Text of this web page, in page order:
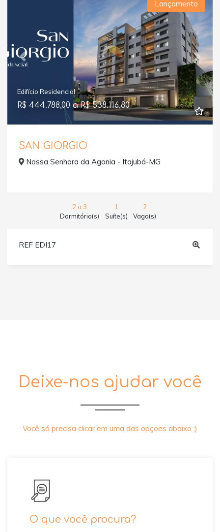
Previous Next
Lançamento
Edifício Residencial
R$ 444.788,00 a R$ 538.116,80
SAN GIORGIO
Nossa Senhora da Agonia - Itajubá-MG
2 a 3
Dormitório(s)
1
Suíte(s)
2
Vaga(s)
REF EDI17
Deixe-nos ajudar você
Você só precisa clicar em uma das opções abaixo ;)
O que você procura?